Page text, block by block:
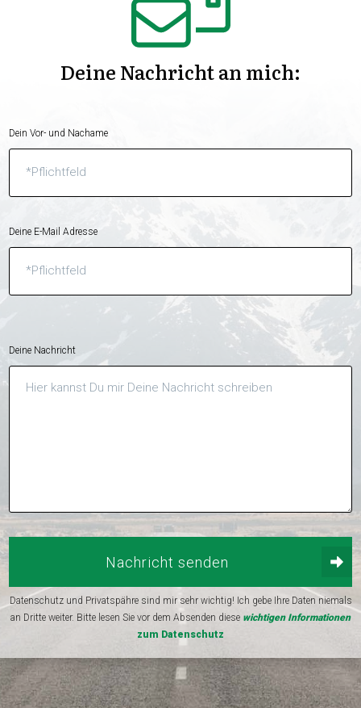
Deine Nachricht an mich:
Dein Vor- und Nachame
Deine E-Mail Adresse
Deine Nachricht
Nachricht senden
Datenschutz und Privatspähre sind mir sehr wichtig! Ich gebe Ihre Daten niemals
an Dritte weiter. Bitte lesen Sie vor dem Absenden diese wichtigen Informationen
zum Datenschutz